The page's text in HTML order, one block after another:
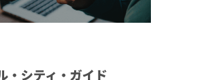
・シティ・ガイド